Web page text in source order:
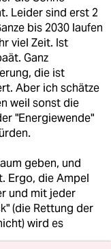
Leider sind erst 2
bis 2030 laufen
viel Zeit. Ist
Ganz
die ist
Aber ich schätze
weil sonst die
"Energiewende"
geben, und
Ergo, die Ampel
und mit jeder
(die Rettung der
wird es